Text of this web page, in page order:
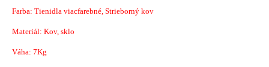
Farba: Tienidla viacfarebné, Strieborný kov
Materiál: Kov, sklo
Váha: 7Kg